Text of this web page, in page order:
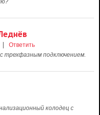
|
Ответить
трехфазным подключением.
колодец с